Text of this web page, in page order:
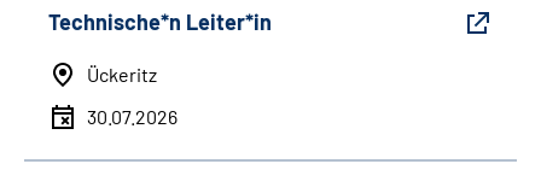
Technische*n Leiter*in
Ückeritz
30.07.2026